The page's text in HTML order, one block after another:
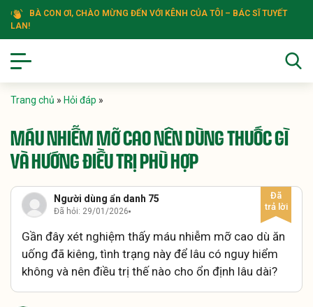
BÀ CON ƠI, CHÀO MỪNG ĐẾN VỚI KÊNH CỦA TÔI – BÁC SĨ TUYẾT
LAN!
Trang chủ » Hỏi đáp »
MÁU NHIỄM MỠ CAO NÊN DÙNG THUỐC GÌ
VÀ HƯỚNG ĐIỀU TRỊ PHÙ HỢP
Người dùng ẩn danh 75
Đã hỏi: 29/01/2026
Gần đây xét nghiệm thấy máu nhiễm mỡ cao dù ăn
uống đã kiêng, tình trạng này để lâu có nguy hiểm
không và nên điều trị thế nào cho ổn định lâu dài?